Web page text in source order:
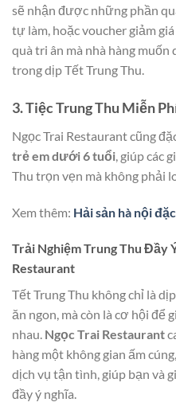
sẽ nhận được những phần
tự làm, hoặc voucher giảm
quà tri ân mà nhà hàng muốn
trong dịp Tết Trung Thu.
3. Tiệc Trung Thu Miễn
Ngọc Trai Restaurant cũng
trẻ em dưới 6 tuổi , giúp các
Thu trọn vẹn mà không phải
Xem thêm: Hải sản hà nội
Trải Nghiệm Trung Thu Đầy
Restaurant
Tết Trung Thu không chỉ là
ăn ngon, mà còn là cơ hội để
nhau. Ngọc Trai Restaurant
hàng một không gian ấm
dịch vụ tận tình, giúp bạn và
đầy ý nghĩa.